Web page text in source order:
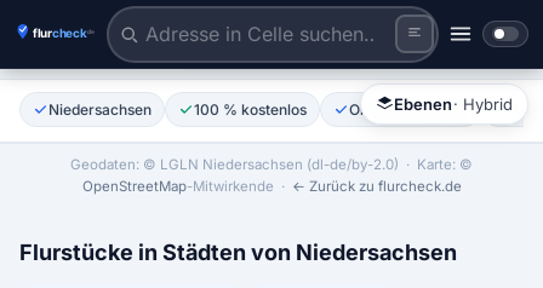
Tiles © Esri | Labels © Esri
Flurstück anklicken
Ebenen· Hybrid
Niedersachsen 100 % kostenlos Ohne Anmeldung
Geodaten: © LGLN Niedersachsen (dl-de/by-2.0) · Karte: ©
OpenStreetMap-Mitwirkende · ← Zurück zu flurcheck.de
Flurstücke in Städten von Niedersachsen